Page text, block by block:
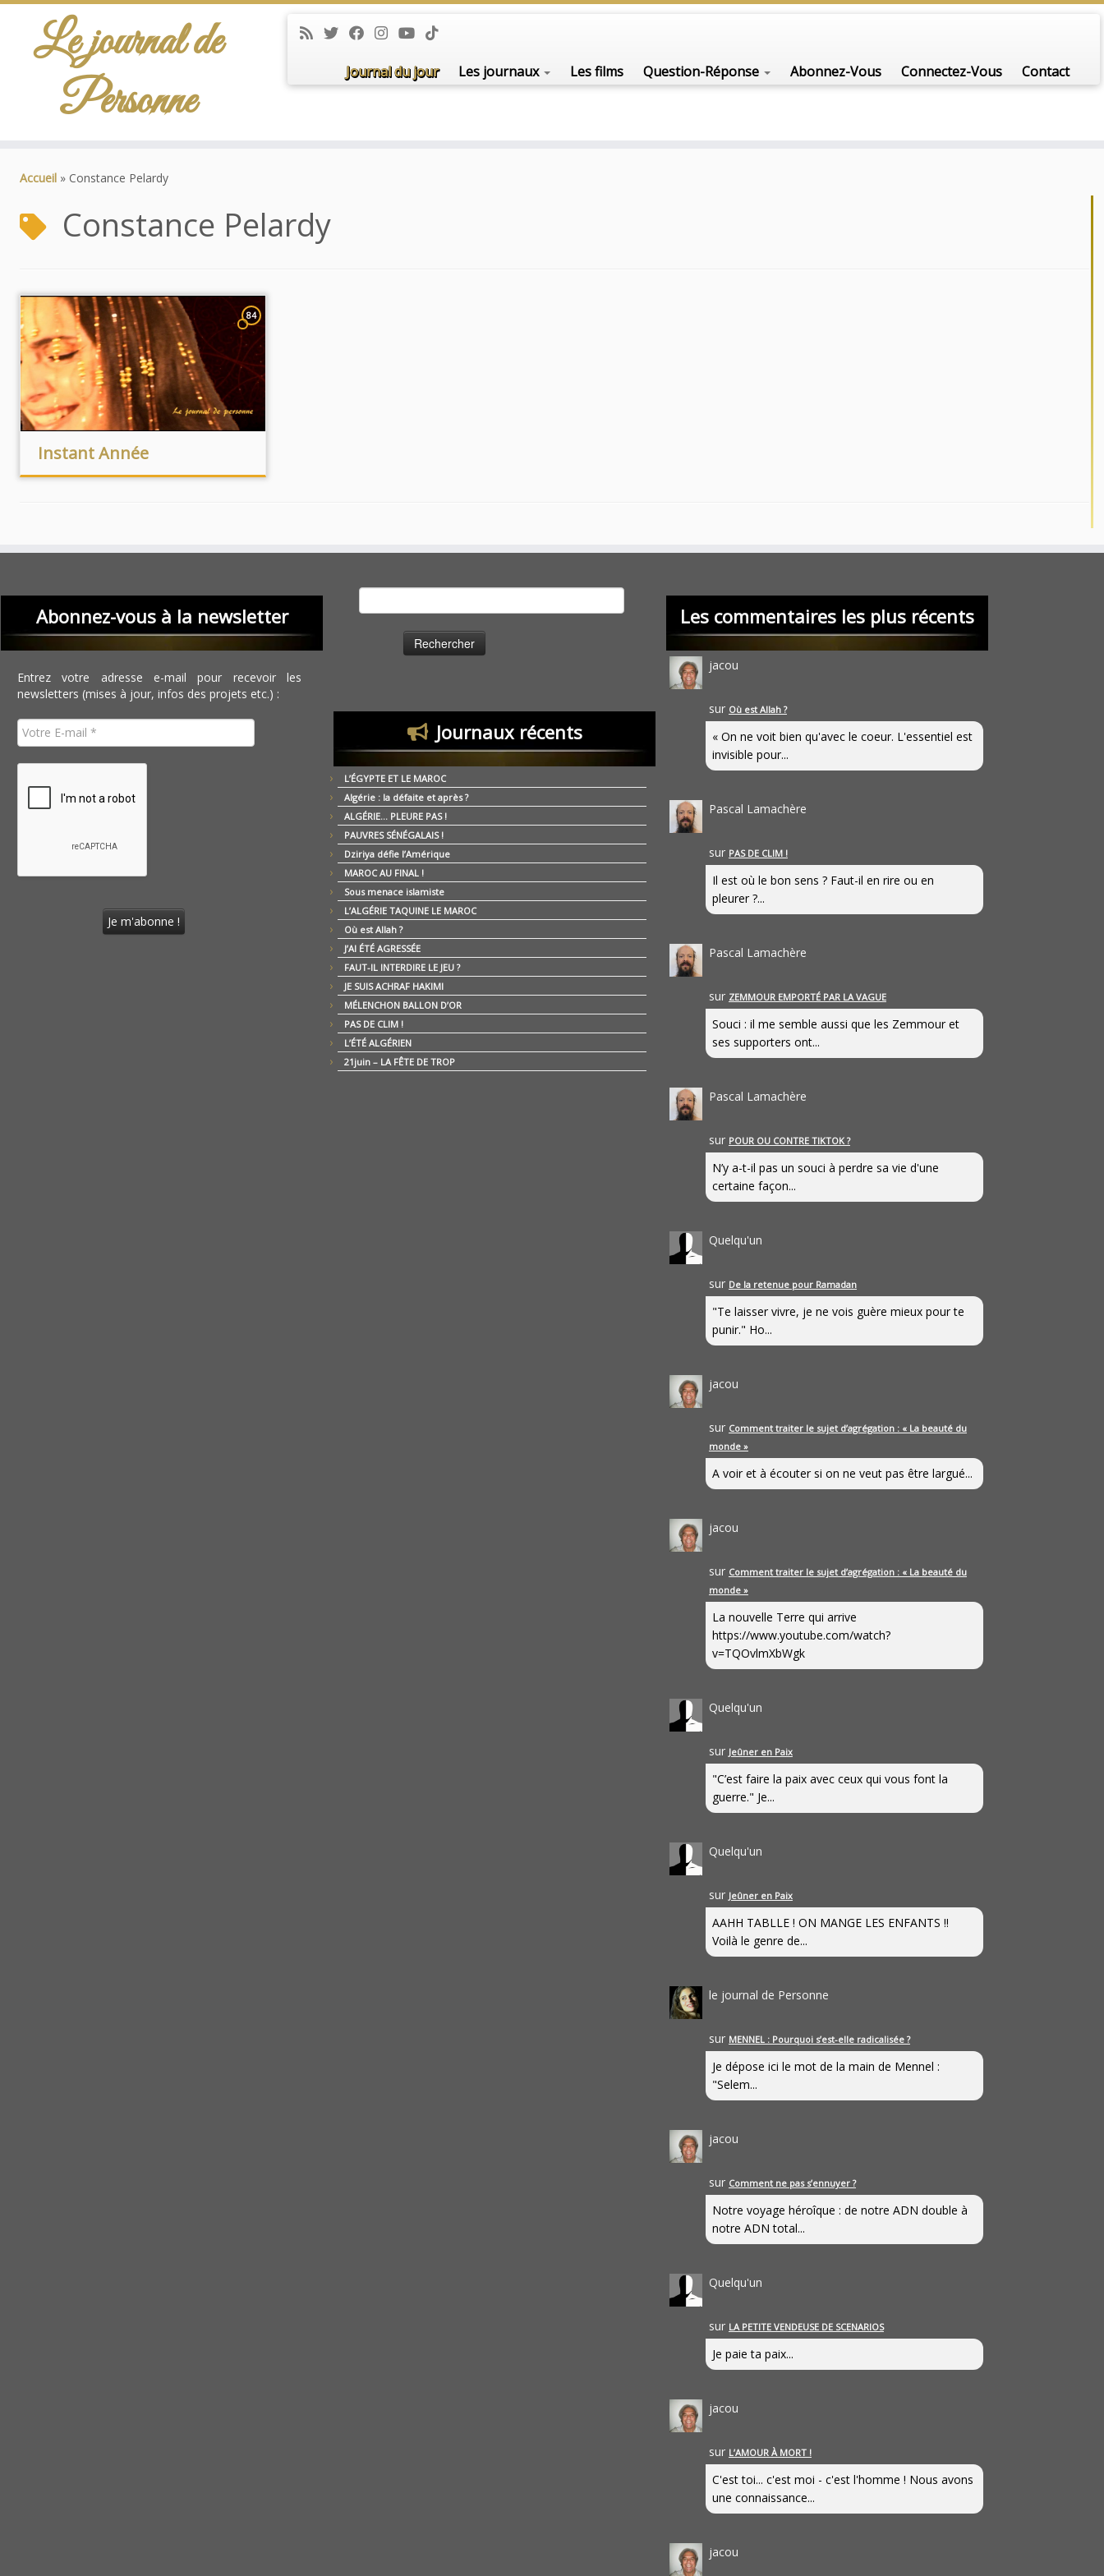
Le journal de
Personne
Journal du jour Les journaux Les films Question-Réponse Abonnez-Vous Connectez-Vous Contact
Accueil » Constance Pelardy
Constance Pelardy
84
Instant Année
Abonnez-vous à la newsletter
Entrez votre adresse e-mail pour recevoir les
newsletters (mises à jour, infos des projets etc.) :
Journaux récents
L’ÉGYPTE ET LE MAROC
Algérie : la défaite et après ?
ALGÉRIE… PLEURE PAS !
PAUVRES SÉNÉGALAIS !
Dziriya défie l’Amérique
MAROC AU FINAL !
Sous menace islamiste
L’ALGÉRIE TAQUINE LE MAROC
Où est Allah ?
J’AI ÉTÉ AGRESSÉE
FAUT-IL INTERDIRE LE JEU ?
JE SUIS ACHRAF HAKIMI
MÉLENCHON BALLON D’OR
PAS DE CLIM !
L’ÉTÉ ALGÉRIEN
21juin – LA FÊTE DE TROP
Les commentaires les plus récents
jacou
sur Où est Allah ?
« On ne voit bien qu'avec le coeur. L'essentiel est
invisible pour...
Pascal Lamachère
sur PAS DE CLIM !
Il est où le bon sens ? Faut-il en rire ou en
pleurer ?...
Pascal Lamachère
sur ZEMMOUR EMPORTÉ PAR LA VAGUE
Souci : il me semble aussi que les Zemmour et
ses supporters ont...
Pascal Lamachère
sur POUR OU CONTRE TIKTOK ?
N’y a-t-il pas un souci à perdre sa vie d'une
certaine façon...
Quelqu'un
sur De la retenue pour Ramadan
"Te laisser vivre, je ne vois guère mieux pour te
punir." Ho...
jacou
sur Comment traiter le sujet d’agrégation : « La beauté du
monde »
A voir et à écouter si on ne veut pas être largué...
jacou
sur Comment traiter le sujet d’agrégation : « La beauté du
monde »
La nouvelle Terre qui arrive
https://www.youtube.com/watch?
v=TQOvlmXbWgk
Quelqu'un
sur Jeûner en Paix
"C’est faire la paix avec ceux qui vous font la
guerre." Je...
Quelqu'un
sur Jeûner en Paix
AAHH TABLLE ! ON MANGE LES ENFANTS !!
Voilà le genre de...
le journal de Personne
sur MENNEL : Pourquoi s’est-elle radicalisée ?
Je dépose ici le mot de la main de Mennel :
"Selem...
jacou
sur Comment ne pas s’ennuyer ?
Notre voyage héroîque : de notre ADN double à
notre ADN total...
Quelqu'un
sur LA PETITE VENDEUSE DE SCENARIOS
Je paie ta paix...
jacou
sur L’AMOUR À MORT !
C'est toi... c'est moi - c'est l'homme ! Nous avons
une connaissance...
jacou